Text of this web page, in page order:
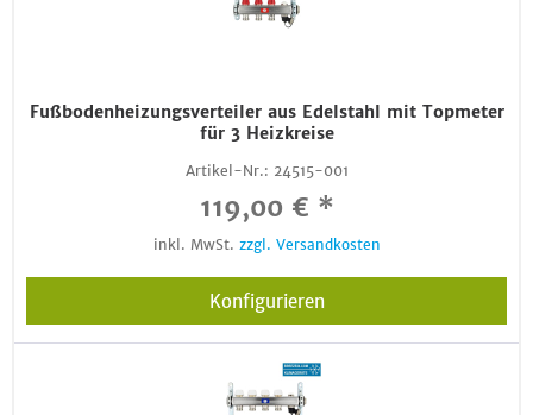
Fußbodenheizungsverteiler aus Edelstahl mit Topmeter
für 3 Heizkreise
Artikel-Nr.: 24515-001
119,00 € *
inkl. MwSt. zzgl. Versandkosten
Konfigurieren